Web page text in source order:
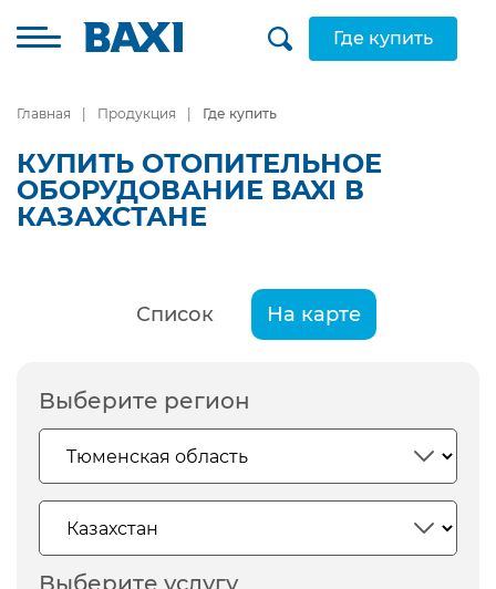
Где купить
Главная Продукция Где купить
КУПИТЬ ОТОПИТЕЛЬНОЕ
ОБОРУДОВАНИЕ BAXI В
КАЗАХСТАНЕ
Список На карте
Выберите регион
Выберите услугу